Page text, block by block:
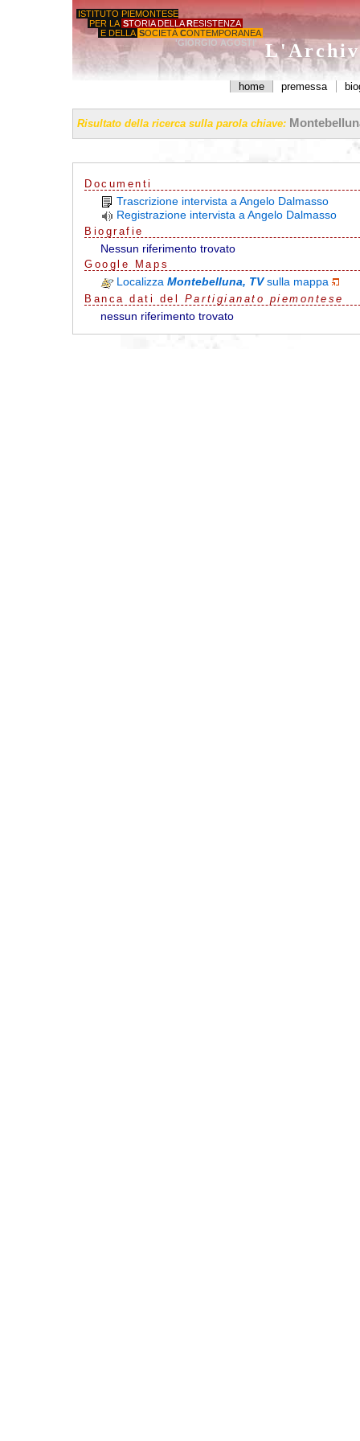
ISTITUTO PIEMONTESE
PER LA STORIA DELLA RESISTENZA
E DELLA SOCIETÀ CONTEMPORANEA
'GIORGIO AGOSTI'
home premessa
Risultato della ricerca sulla parola chiave:
Documenti
Trascrizione intervista a Angelo Dalmasso
Registrazione intervista a Angelo Dalmasso
Biografie
Nessun riferimento trovato
G oo g e Maps
LocalizzaMontebelluna, TVsulla mappa
Banca dati del Partigianato piemontese
nessun riferimento trovato